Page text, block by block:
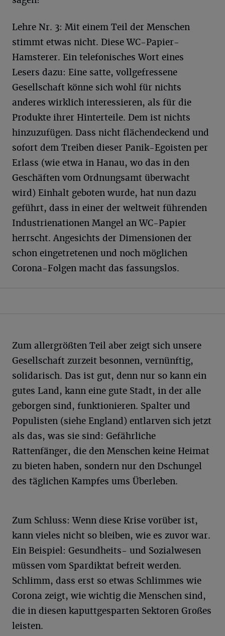
Lehre Nr. 3: Mit einem Teil der Menschen
stimmt etwas nicht. Diese WC-Papier-
Hamsterer. Ein telefonisches Wort eines
Lesers dazu: Eine satte, vollgefressene
Gesellschaft könne sich wohl für nichts
anderes wirklich interessieren, als für die
Produkte ihrer Hinterteile. Dem ist nichts
hinzuzufügen. Dass nicht flächendeckend und
sofort dem Treiben dieser Panik-Egoisten per
Erlass (wie etwa in Hanau, wo das in den
Geschäften vom Ordnungsamt überwacht
wird) Einhalt geboten wurde, hat nun dazu
geführt, dass in einer der weltweit führenden
Industrienationen Mangel an WC-Papier
herrscht. Angesichts der Dimensionen der
schon eingetretenen und noch möglichen
Corona-Folgen macht das fassungslos.
Zum allergrößten Teil aber zeigt sich unsere
Gesellschaft zurzeit besonnen, vernünftig,
solidarisch. Das ist gut, denn nur so kann ein
gutes Land, kann eine gute Stadt, in der alle
geborgen sind, funktionieren. Spalter und
Populisten (siehe England) entlarven sich jetzt
als das, was sie sind: Gefährliche
Rattenfänger, die den Menschen keine Heimat
zu bieten haben, sondern nur den Dschungel
des täglichen Kampfes ums Überleben.
Zum Schluss: Wenn diese Krise vorüber ist,
kann vieles nicht so bleiben, wie es zuvor war.
Ein Beispiel: Gesundheits- und Sozialwesen
müssen vom Spardiktat befreit werden.
Schlimm, dass erst so etwas Schlimmes wie
Corona zeigt, wie wichtig die Menschen sind,
die in diesen kaputtgesparten Sektoren Großes
leisten.